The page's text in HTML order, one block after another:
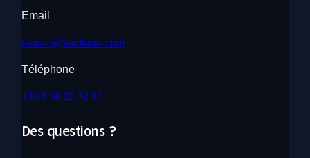
Email
contact@vaultaura.com
Téléphone
+33 6 98 22 72 17
Des questions ?